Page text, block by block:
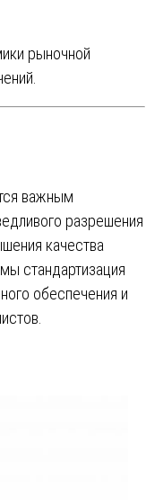
рыночной
важным
разрешения
качества
стандартизация
обеспечения и